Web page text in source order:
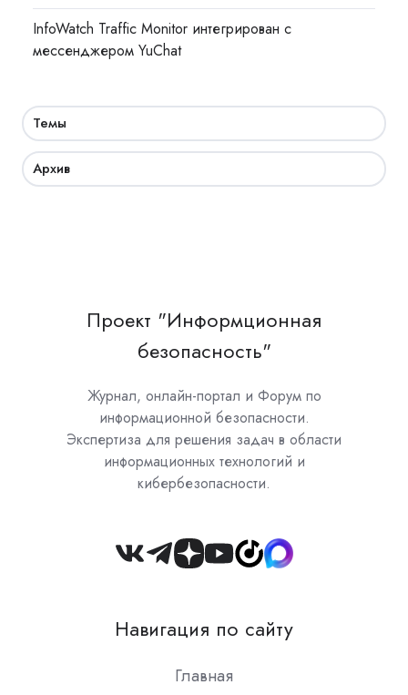
InfoWatch Traffic Monitor интегрирован с
мессенджером YuChat
Темы
Архив
Проект "Информционная
безопасность"
Журнал, онлайн-портал и Форум по
информационной безопасности.
Экспертиза для решения задач в области
информационных технологий и
кибербезопасности.
Join
Slack
Навигация по сайту
Главная